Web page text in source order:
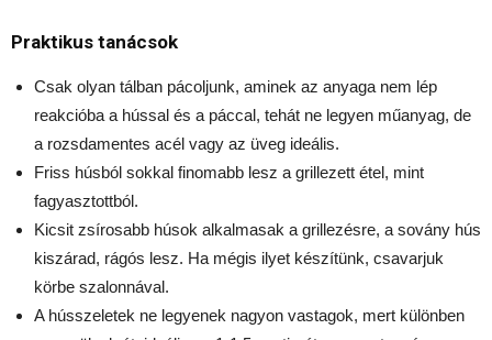
Praktikus tanácsok
Csak olyan tálban pácoljunk, aminek az anyaga nem lép
reakcióba a hússal és a páccal, tehát ne legyen műanyag, de
a rozsdamentes acél vagy az üveg ideális.
Friss húsból sokkal finomabb lesz a grillezett étel, mint
fagyasztottból.
Kicsit zsírosabb húsok alkalmasak a grillezésre, a sovány hús
kiszárad, rágós lesz. Ha mégis ilyet készítünk, csavarjuk
körbe szalonnával.
A hússzeletek ne legyenek nagyon vastagok, mert különben